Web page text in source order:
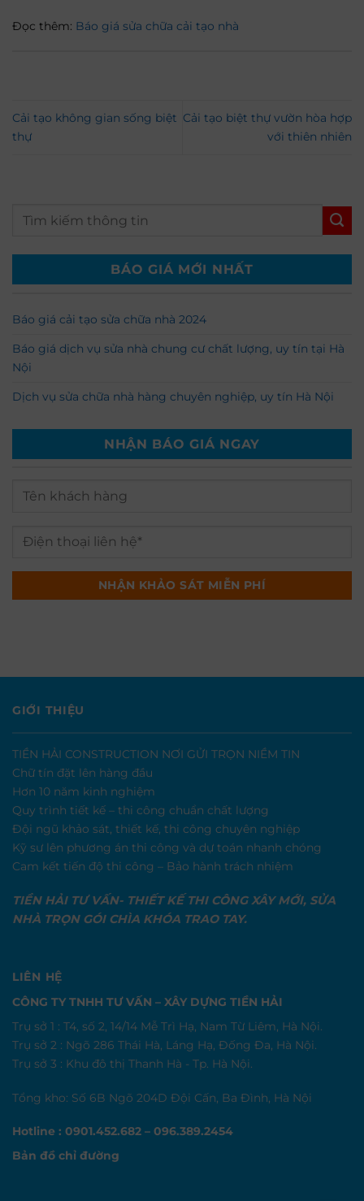
Đọc thêm: Báo giá sửa chữa cải tạo nhà
Cải tạo không gian sống biệt
thự
Cải tạo biệt thự vườn hòa hợp
với thiên nhiên
BÁO GIÁ MỚI NHẤT
Báo giá cải tạo sửa chữa nhà 2024
Báo giá dịch vụ sửa nhà chung cư chất lượng, uy tín tại Hà
Nội
Dịch vụ sửa chữa nhà hàng chuyên nghiệp, uy tín Hà Nội
NHẬN BÁO GIÁ NGAY
GIỚI THIỆU
TIỀN HẢI CONSTRUCTION NƠI GỬI TRỌN NIỀM TIN
Chữ tín đặt lên hàng đầu
Hơn 10 năm kinh nghiệm
Quy trình tiết kế – thi công chuẩn chất lượng
Đội ngũ khảo sát, thiết kế, thi công chuyên nghiệp
Kỹ sư lên phương án thi công và dự toán nhanh chóng
Cam kết tiến độ thi công – Bảo hành trách nhiệm
TIỀN HẢI TƯ VẤN- THIẾT KẾ THI CÔNG XÂY MỚI, SỬA
NHÀ TRỌN GÓI CHÌA KHÓA TRAO TAY.
LIÊN HỆ
CÔNG TY TNHH TƯ VẤN – XÂY DỰNG TIỀN HẢI
Trụ sở 1 : T4, số 2, 14/14 Mễ Trì Hạ, Nam Từ Liêm, Hà Nội.
Trụ sở 2 : Ngõ 286 Thái Hà, Láng Hạ, Đống Đa, Hà Nội.
Trụ sở 3 : Khu đô thị Thanh Hà - Tp. Hà Nội.
Tổng kho: Số 6B Ngõ 204D Đội Cấn, Ba Đình, Hà Nội
Hotline : 0901.452.682 – 096.389.2454
Bản đồ chỉ đường